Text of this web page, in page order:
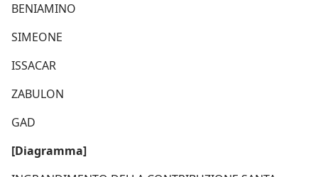
BENIAMINO
SIMEONE
ISSACAR
ZABULON
GAD
[Diagramma]